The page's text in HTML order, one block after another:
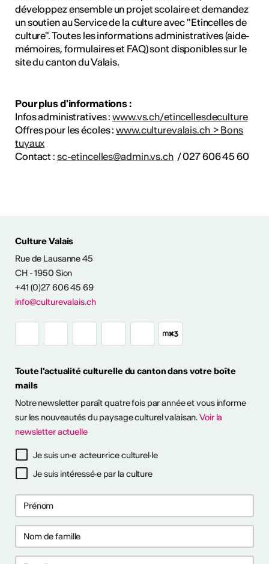
CULTURELLES
ouvert en Valais
en plein air! Découvrez
à ciel ouvert pour
été culturel. ...
plus
collaborations
premières collaborations
développez ensemble un projet scolaire et demandez
un soutien au Service de la culture avec "Etincelles de
culture". Toutes les informations administratives (aide-
mémoires, formulaires et FAQ) sont disponibles sur le
site du canton du Valais.
Pour plus d'informations :
Infos administratives :www.vs.ch/etincellesdeculture
Offres pour les écoles :www.culturevalais.ch > Bons
tuyaux
Contact : sc-etincelles@admin.vs.ch/ 027 606 45 60
Culture Valais
Rue de Lausanne 45
CH - 1950 Sion
+41 (0)27 606 45 69
info@culturevalais.ch
Toute l'actualité culturelle du canton dans votre boîte
mails
Notre newsletter paraît quatre fois par année et vous informe
sur les nouveautés du paysage culturel valaisan.Voir la
newsletter actuelle
Je suis un·e acteur·rice culturel·le
Je suis intéressé·e par la culture